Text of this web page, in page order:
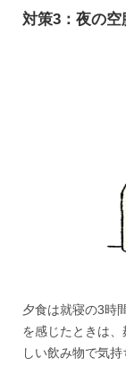
対策3：夜の
夕食は就寝の3時
を感じたときは
しい飲み物で気持